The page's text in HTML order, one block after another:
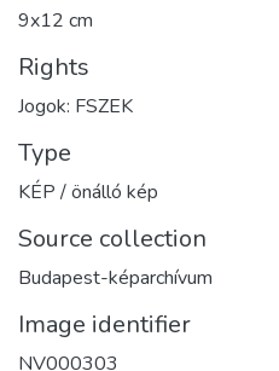
9x12 cm
Rights
Jogok: FSZEK
Type
KÉP / önálló kép
Source collection
Budapest-képarchívum
Image identifier
NV000303